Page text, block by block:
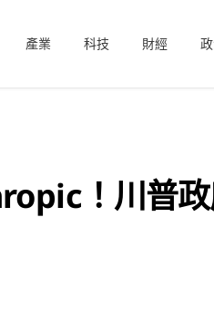
產業 科技 財經
！川普